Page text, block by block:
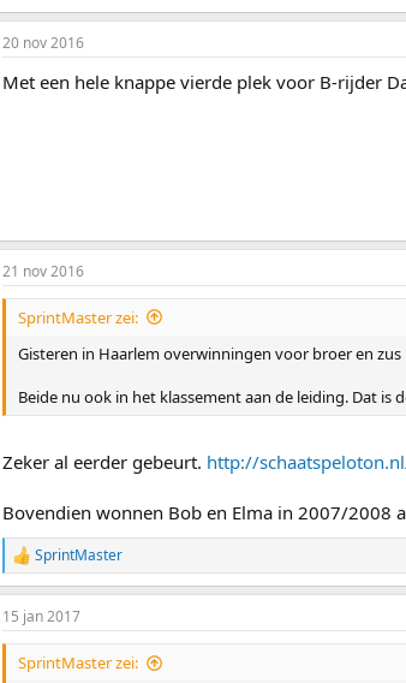
20 nov 2016
Met een hele knappe vierde plek voor B-rijder
21 nov 2016
SprintMaster zei:
Gisteren in Haarlem overwinningen voor broer en zus
Beide nu ook in het klassement aan de leiding. Dat is
Zeker al eerder gebeurt. http://
Bovendien wonnen Bob en Elma in 2007/2008
R
e
a
c
t
SprintMaster
15 jan 2017
SprintMaster zei: